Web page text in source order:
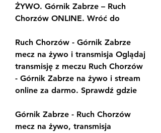
ŻYWO. Górnik Zabrze – Ruch
Chorzów ONLINE. Wróć do
Ruch Chorzów - Górnik Zabrze
mecz na żywo i transmisja Oglądaj
transmisję z meczu Ruch Chorzów
- Górnik Zabrze na żywo i stream
online za darmo. Sprawdź gdzie
Górnik Zabrze - Ruch Chorzów
mecz na żywo, transmisja